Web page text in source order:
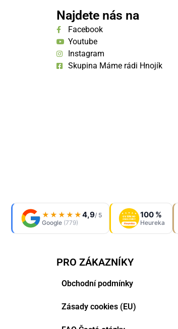
Najdete nás na
Facebook
Youtube
Instagram
Skupina Máme rádi Hnojík
★★★★★4,9/ 5
Google (779)
OVĚŘENO
ZÁKAZNÍKY
Heureka
100 %
Heureka
PRO ZÁKAZNÍKY
Obchodní podmínky
Zásady cookies (EU)